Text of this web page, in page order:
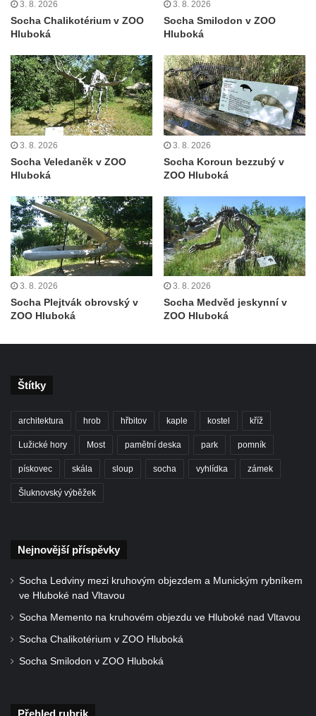
Socha svatého Vojtěcha na schodišti ke
kostelu Nanebevzetí Panny Marie ve
Vilémově
Socha putti II. na schodišti ke kostelu
Nanebevzetí Panny Marie ve Vilémově
Socha putti I. na schodišti ke kostelu
Nanebevzetí Panny Marie ve Vilémově
Socha svaté Anny na mostě přes
Vilémovský potok pod kostelem
Nanebevzetí Panny Marie ve Vilémově
Socha svatého Josefa na mostě přes
Vilémovský potok pod kostelem
Nanebevzetí Panny Marie ve Vilémově
Socha svatého Jana u dveří kostela
svatého Václava ve Šluknově
Socha svatého Pavla u dveří kostela
svatého Václava ve Šluknově
G. Masaryka ve Frýdlantu
Reliéf Albrechta z Valdštejna na
Pamětní kámen Pamět v krajině Trojmezí u
Sousoší svatého Víta, svatého Jana
Nepomuckého a svatého Václava v Děčíně
na Staroměstském mostě
Torzo pomníku Filipa Kinského u kaple
svatého Jana Nepomuckého ve Sloupu v
3. 8. 2026
Socha Chalikotérium v ZOO
Hluboká
3. 8. 2026
Socha Smilodon v ZOO
Hluboká
3. 8. 2026
Socha Veledaněk v ZOO
Hluboká
3. 8. 2026
Socha Koroun bezzubý v
ZOO Hluboká
3. 8. 2026
Socha Plejtvák obrovský v
ZOO Hluboká
3. 8. 2026
Socha Medvěd jeskynní v
ZOO Hluboká
Štítky
architektura hrob hřbitov kaple kostel kříž
Lužické hory Most pamětní deska park pomník
pískovec skála sloup socha vyhlídka zámek
Šluknovský výběžek
Nejnovější příspěvky
Socha Ledviny mezi kruhovým objezdem a Munickým rybníkem
ve Hluboké nad Vltavou
Socha Memento na kruhovém objezdu ve Hluboké nad Vltavou
Socha Chalikotérium v ZOO Hluboká
Socha Smilodon v ZOO Hluboká
Přehled rubrik